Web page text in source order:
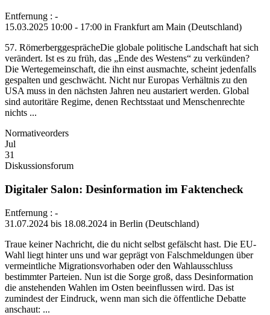
Entfernung : -
15.03.2025 10:00 - 17:00 in Frankfurt am Main (Deutschland)
57. RömerberggesprächeDie globale politische Landschaft hat sich
verändert. Ist es zu früh, das „Ende des Westens“ zu verkünden?
Die Wertegemeinschaft, die ihn einst ausmachte, scheint jedenfalls
gespalten und geschwächt. Nicht nur Europas Verhältnis zu den
USA muss in den nächsten Jahren neu austariert werden. Global
sind autoritäre Regime, denen Rechtsstaat und Menschenrechte
nichts ...
Normativeorders
Jul
31
Diskussionsforum
Digitaler Salon: Desinformation im Faktencheck
Entfernung : -
31.07.2024 bis 18.08.2024 in Berlin (Deutschland)
Traue keiner Nachricht, die du nicht selbst gefälscht hast. Die EU-
Wahl liegt hinter uns und war geprägt von Falschmeldungen über
vermeintliche Migrationsvorhaben oder den Wahlausschluss
bestimmter Parteien. Nun ist die Sorge groß, dass Desinformation
die anstehenden Wahlen im Osten beeinflussen wird. Das ist
zumindest der Eindruck, wenn man sich die öffentliche Debatte
anschaut: ...